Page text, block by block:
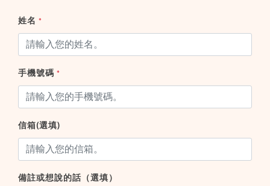
姓名 *
手機號碼 *
信箱(選填)
備註或想說的話（選填）